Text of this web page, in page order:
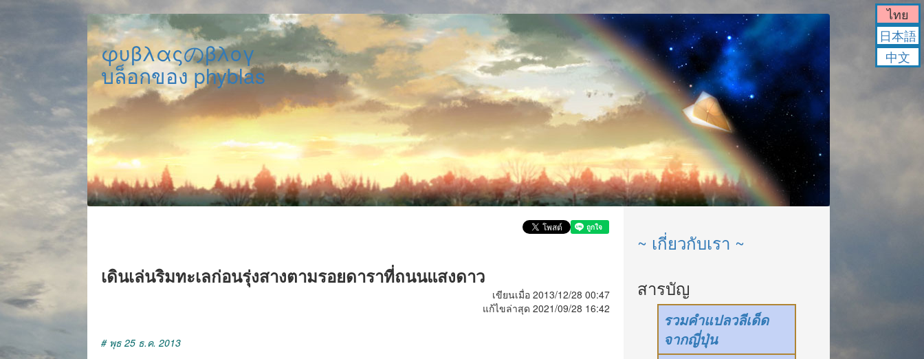
φυβλαςのβλογ
บล็อกของ phyblas
เดินเล่นริมทะเลก่อนรุ่งสางตามรอยดาราที่ถนนแสงดาว
เขียนเมื่อ 2013/12/28 00:47
แก้ไขล่าสุด 2021/09/28 16:42
# พุธ 25 ธ.ค. 2013
~ เกี่ยวกับเรา ~
สารบัญ
รวมคำแปลวลีเด็ด
จากญี่ปุ่น
ไทย
日本語
中文